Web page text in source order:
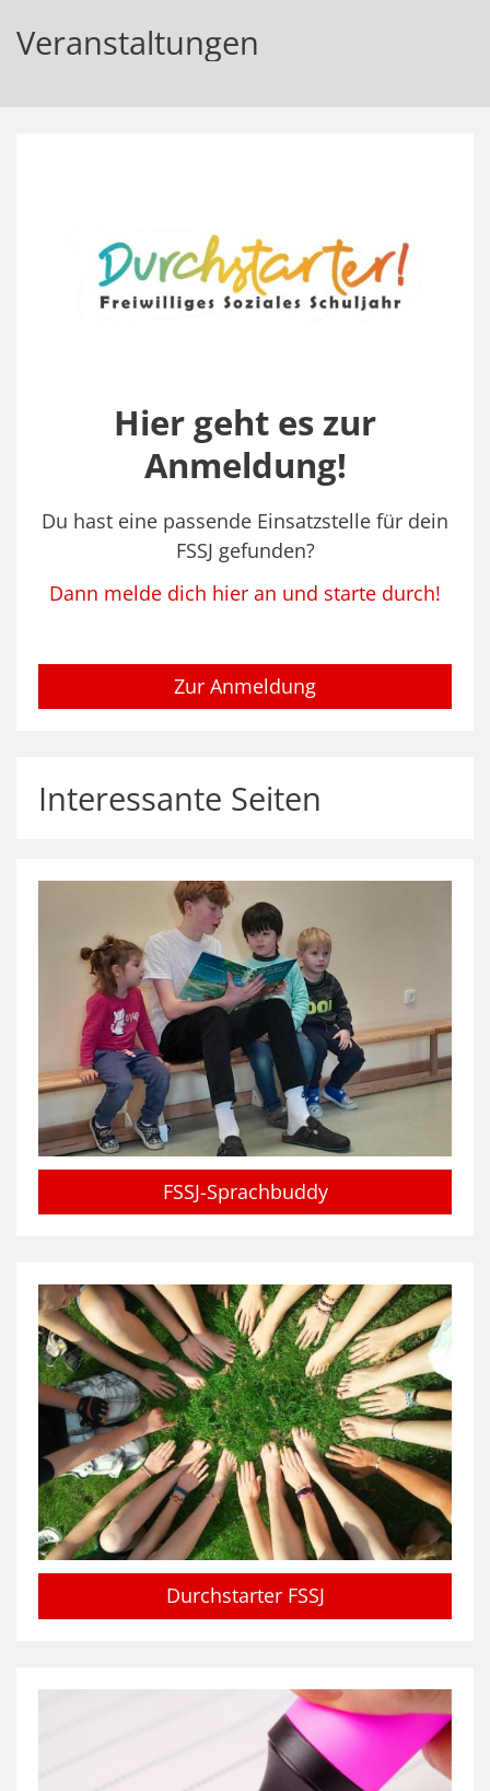
Veranstaltungen
Hier geht es zur
Anmeldung!
Du hast eine passende Einsatzstelle für dein
FSSJ gefunden?
Dann melde dich hier an und starte durch!
Zur Anmeldung
Interessante Seiten
FSSJ-Sprachbuddy
Durchstarter FSSJ